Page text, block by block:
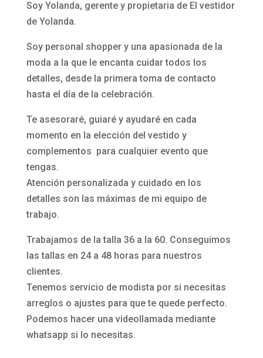
Soy Yolanda, gerente y propietaria de El vestidor
de Yolanda.
Soy personal shopper y una apasionada de la
moda a la que le encanta cuidar todos los
detalles, desde la primera toma de contacto
hasta el día de la celebración.
Te asesoraré, guiaré y ayudaré en cada
momento en la elección del vestido y
complementos para cualquier evento que
tengas.
Atención personalizada y cuidado en los
detalles son las máximas de mi equipo de
trabajo.
Trabajamos de la talla 36 a la 60. Conseguimos
las tallas en 24 a 48 horas para nuestros
clientes.
Tenemos servicio de modista por si necesitas
arreglos o ajustes para que te quede perfecto.
Podemos hacer una videollamada mediante
whatsapp si lo necesitas.